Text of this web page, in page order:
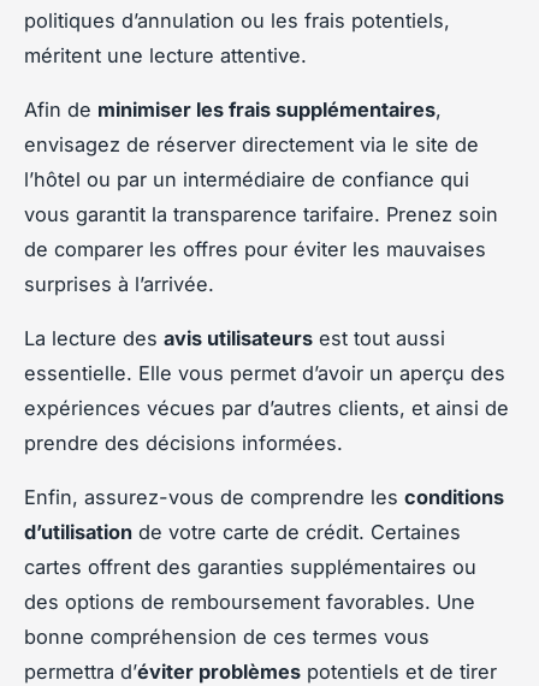
politiques d’annulation ou les frais potentiels,
méritent une lecture attentive.
Afin de minimiser les frais supplémentaires,
envisagez de réserver directement via le site de
l’hôtel ou par un intermédiaire de confiance qui
vous garantit la transparence tarifaire. Prenez soin
de comparer les offres pour éviter les mauvaises
surprises à l’arrivée.
La lecture des avis utilisateurs est tout aussi
essentielle. Elle vous permet d’avoir un aperçu des
expériences vécues par d’autres clients, et ainsi de
prendre des décisions informées.
Enfin, assurez-vous de comprendre les conditions
d’utilisation de votre carte de crédit. Certaines
cartes offrent des garanties supplémentaires ou
des options de remboursement favorables. Une
bonne compréhension de ces termes vous
permettra d’éviter problèmes potentiels et de tirer